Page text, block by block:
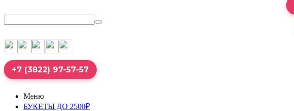
+7 (3822) 97-57-57
Меню
БУКЕТЫ ДО 2500₽